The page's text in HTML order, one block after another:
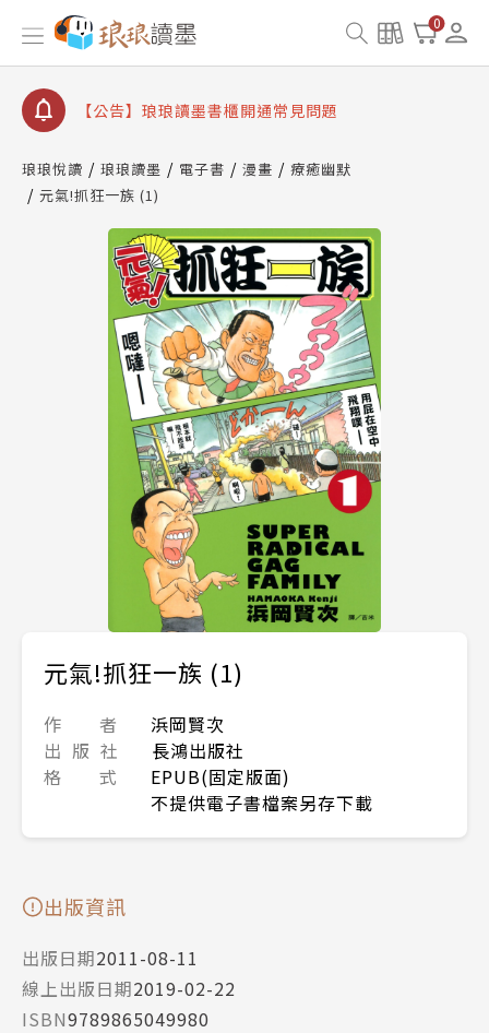
0
【公告】因 Readmoo 讀墨系統維護中，本站同步暫
停部分閱讀服務
【公告】琅琅讀墨數位閱讀資產合併與書櫃開通申請
【公告】琅琅讀墨書櫃開通常見問題
請圖文教學
【公告】琅琅書店服務升級重要說明及資產合併結果
查詢
【公告】因 Readmoo 讀墨系統維護中，本站同步暫
停部分閱讀服務
琅琅悅讀 琅琅讀墨 電子書 漫畫
療癒幽默
元氣!抓狂一族 (1)
元氣!抓狂一族 (1)
作 者
浜岡賢次
出 版 社
長鴻出版社
格 式
EPUB(固定版面)
不提供電子書檔案另存下載
出版資訊
出版日期2011-08-11
線上出版日期2019-02-22
ISBN9789865049980